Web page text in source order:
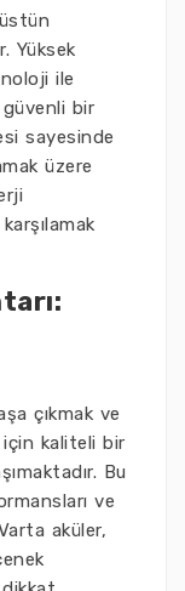
Yüksek
ile
bir
sayesinde
üzere
çıkmak ve
kaliteli bir
Bu
ve
aküler,